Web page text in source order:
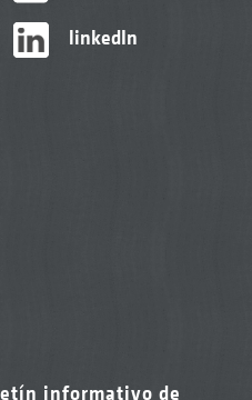
linkedIn
informativo de